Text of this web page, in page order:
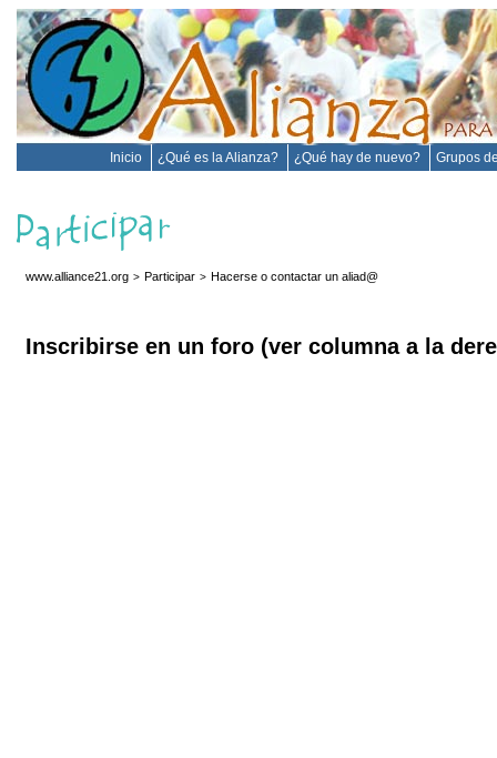
Inicio ¿Qué es la Alianza? ¿Qué hay de nuevo? Grupos
www.alliance21.org > Participar > Hacerse o contactar un aliad@
Inscribirse en un foro (ver columna a la